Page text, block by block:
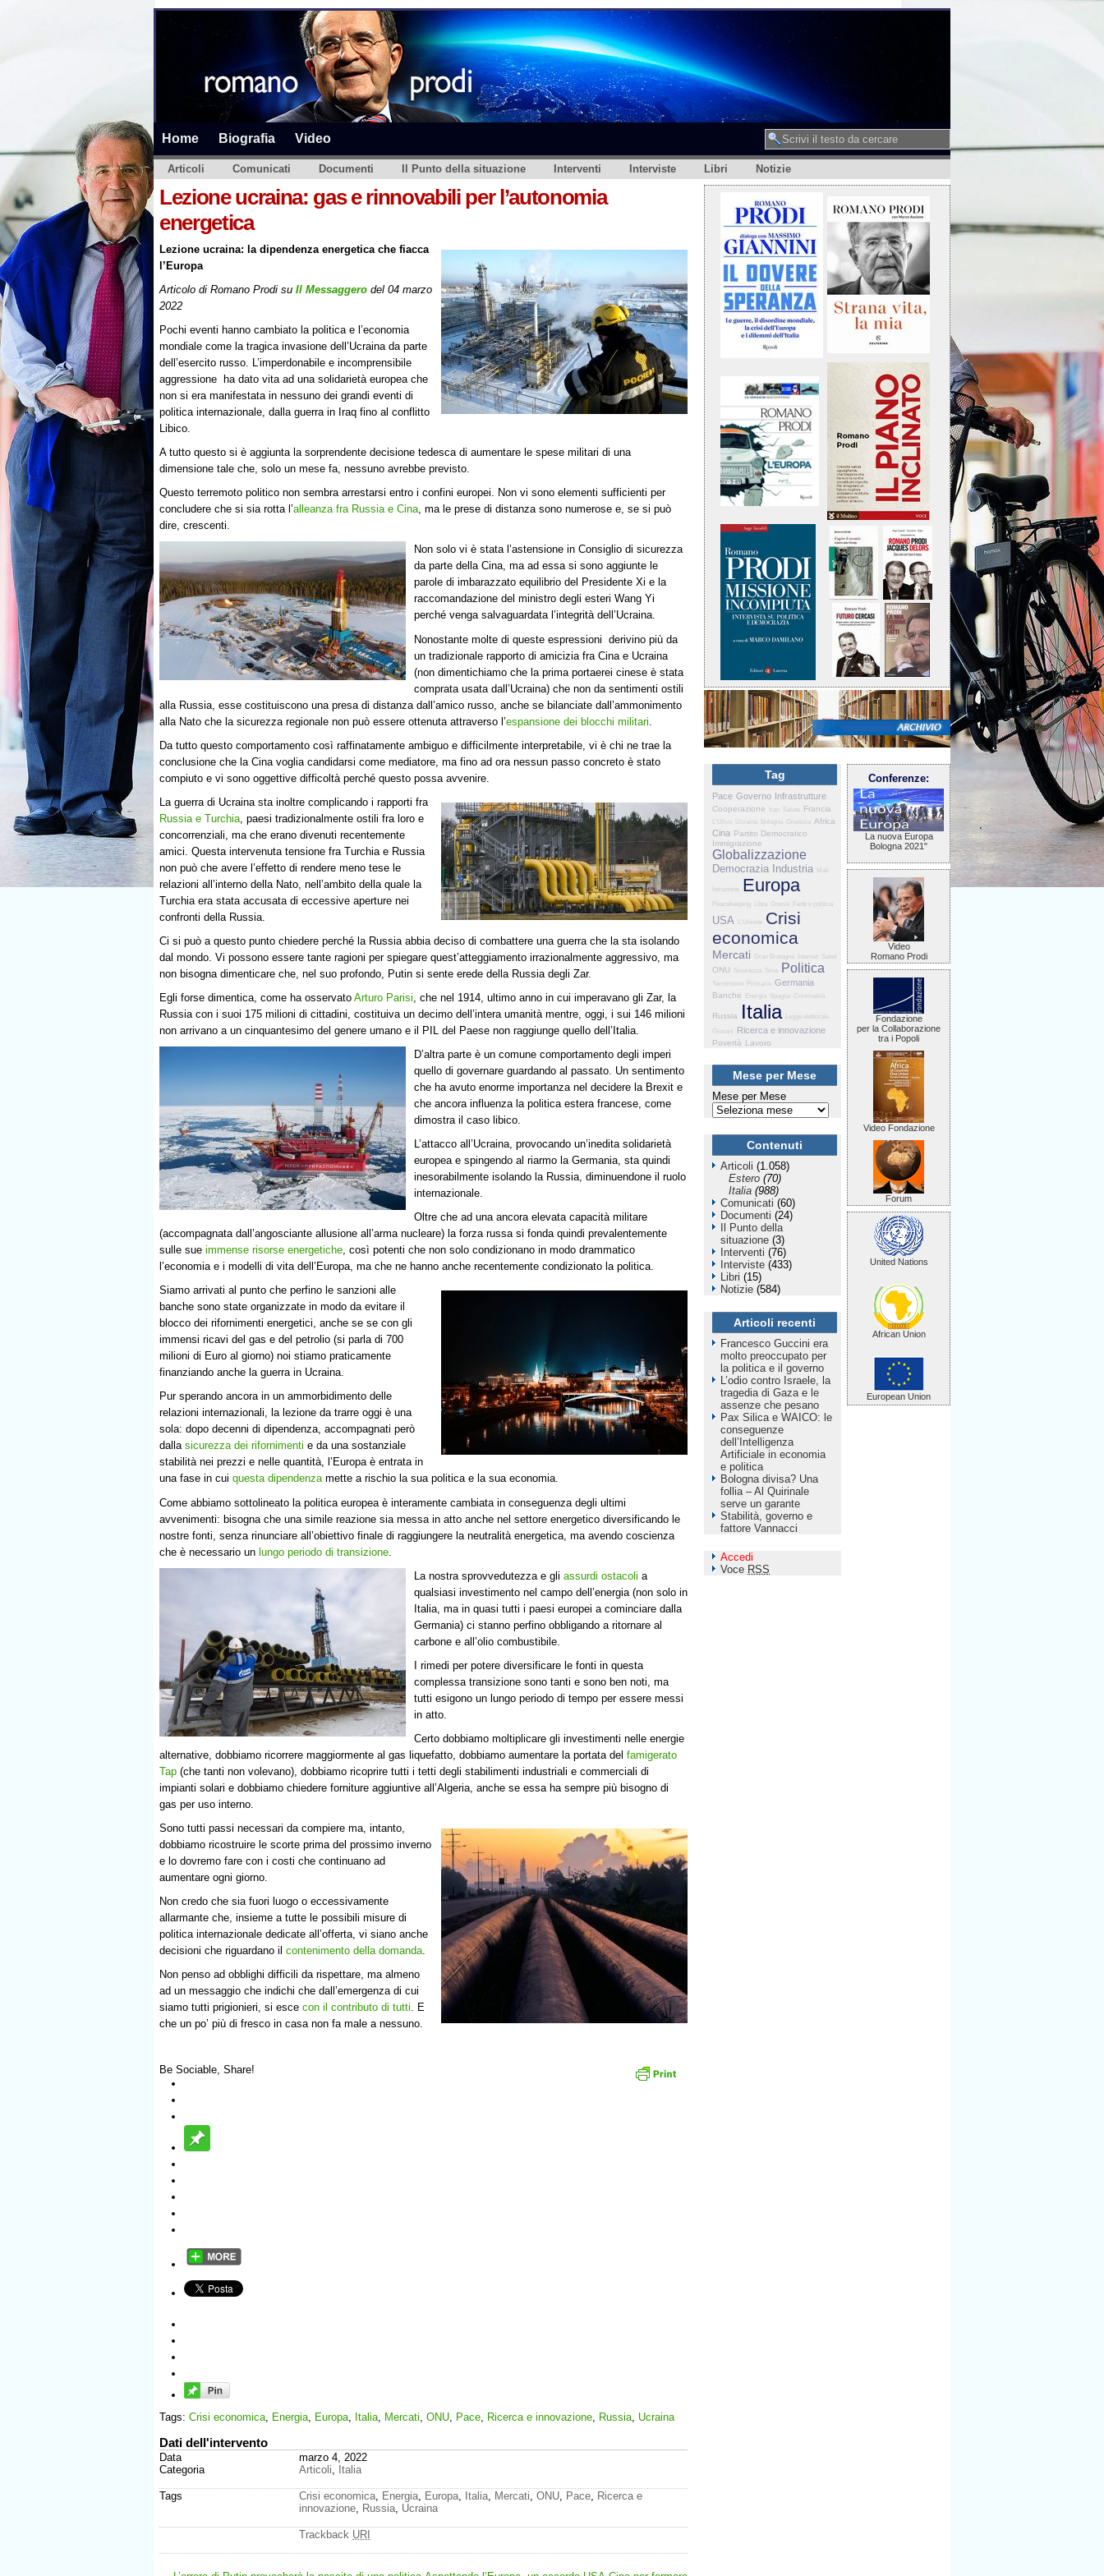
Home Biografia Video
Articoli Comunicati Documenti Il Punto della situazione Interventi Interviste Libri Notizie
Lezione ucraina: gas e rinnovabili per l’autonomia
energetica
Lezione ucraina: la dipendenza energetica che fiacca
l’Europa
Articolo di Romano Prodi su Il Messaggero del 04 marzo
2022
Pochi eventi hanno cambiato la politica e l’economia
mondiale come la tragica invasione dell’Ucraina da parte
dell’esercito russo. L’imperdonabile e incomprensibile
aggressione ha dato vita ad una solidarietà europea che
non si era manifestata in nessuno dei grandi eventi di
politica internazionale, dalla guerra in Iraq fino al conflitto
Libico.
A tutto questo si è aggiunta la sorprendente decisione tedesca di aumentare le spese militari di una
dimensione tale che, solo un mese fa, nessuno avrebbe previsto.
Questo terremoto politico non sembra arrestarsi entro i confini europei. Non vi sono elementi sufficienti per
concludere che si sia rotta l’alleanza fra Russia e Cina, ma le prese di distanza sono numerose e, se si può
dire, crescenti.
Non solo vi è stata l’astensione in Consiglio di sicurezza
da parte della Cina, ma ad essa si sono aggiunte le
parole di imbarazzato equilibrio del Presidente Xi e la
raccomandazione del ministro degli esteri Wang Yi
perché venga salvaguardata l’integrità dell’Ucraina.
Nonostante molte di queste espressioni derivino più da
un tradizionale rapporto di amicizia fra Cina e Ucraina
(non dimentichiamo che la prima portaerei cinese è stata
comprata usata dall’Ucraina) che non da sentimenti ostili
alla Russia, esse costituiscono una presa di distanza dall’amico russo, anche se bilanciate dall’ammonimento
alla Nato che la sicurezza regionale non può essere ottenuta attraverso l’espansione dei blocchi militari
Da tutto questo comportamento così raffinatamente ambiguo e difficilmente interpretabile, vi è chi ne trae la
conclusione che la Cina voglia candidarsi come mediatore, ma fino ad ora nessun passo concreto è stato
compiuto e vi sono oggettive difficoltà perché questo possa avvenire.
La guerra di Ucraina sta inoltre complicando i rapporti fra
Russia e Turchia , paesi tradizionalmente ostili fra loro e
concorrenziali, ma che erano divenuti recentemente
amici. Questa intervenuta tensione fra Turchia e Russia
non può che avere l’effetto di rendere meno tese le
relazioni all’interno della Nato, nell’ambito della quale la
Turchia era stata accusata di eccessive aperture nei
confronti della Russia.
Ci si può a questo punto chiedere perché la Russia abbia deciso di combattere una guerra che la sta isolando
dal mondo. Vi possono essere tante ragioni per spiegare quest’atteggiamento irrazionalmente aggressivo, ma
non bisogna dimenticare che, nel suo profondo, Putin si sente erede della Russia degli Zar.
Egli forse dimentica, come ha osservato Arturo Parisi , che nel 1914, ultimo anno in cui imperavano gli Zar, la
Russia con i suoi 175 milioni di cittadini, costituiva un decimo dell’intera umanità mentre, oggi, i sui 146 milioni
non arrivano a un cinquantesimo del genere umano e il PIL del Paese non raggiunge quello dell’Italia.
D’altra parte è un comune comportamento degli imperi
quello di governare guardando al passato. Un sentimento
che ha avuto enorme importanza nel decidere la Brexit e
che ancora influenza la politica estera francese, come
dimostra il caso libico.
L’attacco all’Ucraina, provocando un’inedita solidarietà
europea e spingendo al riarmo la Germania, sta quindi
inesorabilmente isolando la Russia, diminuendone il ruolo
internazionale.
Oltre che ad una ancora elevata capacità militare
(accompagnata dall’angosciante allusione all’arma nucleare) la forza russa si fonda quindi prevalentemente
sulle sue immense risorse energetiche, così potenti che non solo condizionano in modo drammatico
l’economia e i modelli di vita dell’Europa, ma che ne hanno anche recentemente condizionato la politica.
Siamo arrivati al punto che perfino le sanzioni alle
banche sono state organizzate in modo da evitare il
blocco dei rifornimenti energetici, anche se se con gli
immensi ricavi del gas e del petrolio (si parla di 700
milioni di Euro al giorno) noi stiamo praticamente
finanziando anche la guerra in Ucraina.
Pur sperando ancora in un ammorbidimento delle
relazioni internazionali, la lezione da trarre oggi è una
sola: dopo decenni di dipendenza, accompagnati però
dalla sicurezza dei rifornimenti e da una sostanziale
stabilità nei prezzi e nelle quantità, l’Europa è entrata in
una fase in cui questa dipendenzamette a rischio la sua politica e la sua economia.
Come abbiamo sottolineato la politica europea è interamente cambiata in conseguenza degli ultimi
avvenimenti: bisogna che una simile reazione sia messa in atto anche nel settore energetico diversificando le
nostre fonti, senza rinunciare all’obiettivo finale di raggiungere la neutralità energetica, ma avendo coscienza
che è necessario un lungo periodo di transizione
La nostra sprovvedutezza e gli assurdi ostacoli a
qualsiasi investimento nel campo dell’energia (non solo in
Italia, ma in quasi tutti i paesi europei a cominciare dalla
Germania) ci stanno perfino obbligando a ritornare al
carbone e all’olio combustibile.
I rimedi per potere diversificare le fonti in questa
complessa transizione sono tanti e sono ben noti, ma
tutti esigono un lungo periodo di tempo per essere messi
in atto.
Certo dobbiamo moltiplicare gli investimenti nelle energie
alternative, dobbiamo ricorrere maggiormente al gas liquefatto, dobbiamo aumentare la portata del famigerato
Tap (che tanti non volevano), dobbiamo ricoprire tutti i tetti degli stabilimenti industriali e commerciali di
impianti solari e dobbiamo chiedere forniture aggiuntive all’Algeria, anche se essa ha sempre più bisogno di
gas per uso interno.
Sono tutti passi necessari da compiere ma, intanto,
dobbiamo ricostruire le scorte prima del prossimo inverno
e lo dovremo fare con i costi che continuano ad
aumentare ogni giorno.
Non credo che sia fuori luogo o eccessivamente
allarmante che, insieme a tutte le possibili misure di
politica internazionale dedicate all’offerta, vi siano anche
decisioni che riguardano il contenimento della domanda
Non penso ad obblighi difficili da rispettare, ma almeno
ad un messaggio che indichi che dall’emergenza di cui
siamo tutti prigionieri, si esce con il contributo di tutti. E
che un po’ più di fresco in casa non fa male a nessuno.
Be Sociable, Share!
Tags: Crisi economica, Energia, Europa, Italia, Mercati, ONU, Pace, Ricerca e innovazione, Russia, Ucraina
Dati dell'intervento
Data
Categoria
marzo 4, 2022
Articoli, Italia
Tags Crisi economica, Energia, Europa, Italia, Mercati, ONU, Pace, Ricerca e
innovazione, Russia, Ucraina
Trackback URI
Tag
Pace Governo Infrastrutture
Cooperazione Iran Salute Francia
L'Ulivo Ucraina Bologna Giustizia Africa
Cina Partito Democratico
Immigrazione
Globalizzazione
Democrazia Industria Mali
Istruzione Europa
Peacekeeping Libia Grecia Fede e politica
USA L'Unione Crisi
economica
Mercati Gran Bretagna Internet Sahel
ONU Sicurezza Siria Politica
Terrorismo Primarie Germania
Banche Energia Spagna Criminalità
Russia Italia
Legge elettorale
Giovani
Ricerca e innovazione
Povertà Lavoro
Mese per Mese
Mese per Mese
Contenuti
Articoli (1.058)
Estero (70)
Italia (988)
Comunicati (60)
Documenti (24)
Il Punto della
situazione (3)
Interventi (76)
Interviste (433)
Libri (15)
Notizie (584)
Articoli recenti
Francesco Guccini era
molto preoccupato per
la politica e il governo
L’odio contro Israele, la
tragedia di Gaza e le
assenze che pesano
Pax Silica e WAICO: le
conseguenze
dell’Intelligenza
Artificiale in economia
e politica
Bologna divisa? Una
follia – Al Quirinale
serve un garante
Stabilità, governo e
fattore Vannacci
Accedi
Voce RSS
Conferenze:
La nuova Europa
Bologna 2021"
Video
Romano Prodi
Fondazione
per la Collaborazione
tra i Popoli
Video Fondazione
Forum
United Nations
African Union
European Union